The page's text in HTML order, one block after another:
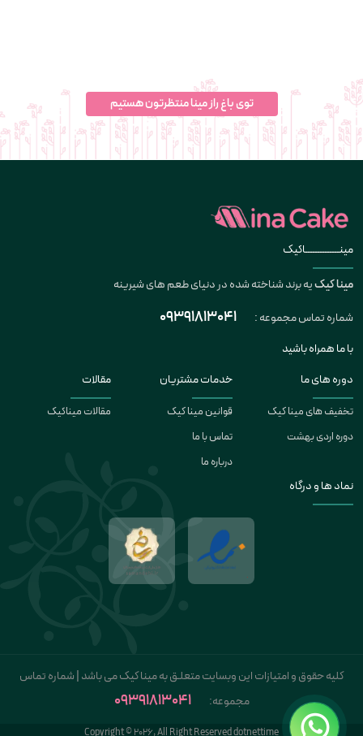
توی باغ راز مینا منتظرتون هستیم
مینــــــــــــــاکیک
مینا کیکیه برند شناخته شده در دنیای طعم های شیرینه
شماره تماس مجموعه :
09391813041
با ما همراه باشید
دوره های ما
تخفیف های مینا کیک
دوره اردی بهشت
خدمات مشتریان
قوانین مینا کیک
تماس با ما
درباره ما
مقالات
مقالات میناکیک
نماد ها و درگاه
کلیه حقوق و امتیازات این وبسایت متعلـق به مینا کیک می باشد | شماره تماس
مجموعه:
09391813041
Copyright © 2026, All Right Reserved dotnettime